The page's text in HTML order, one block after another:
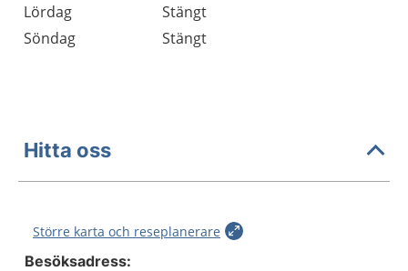
Lördag
Stängt
Söndag
Stängt
Hitta oss
Större karta och reseplanerare
Besöksadress: